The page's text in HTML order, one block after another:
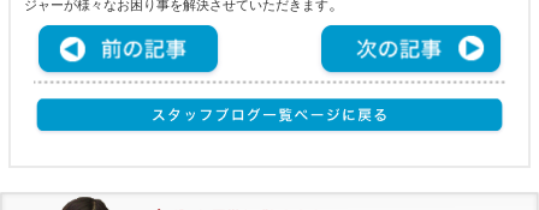
ジャーが様々なお困り事を解決させていただきます